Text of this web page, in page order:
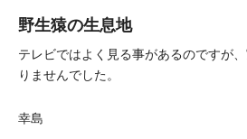
野生猿の生息地
テレビではよく見る事があるのですが
りませんでした。
幸島